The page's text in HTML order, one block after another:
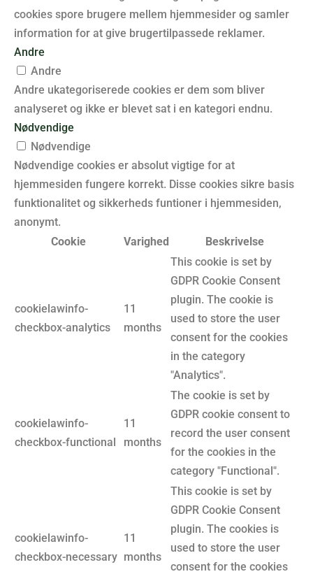
cookies spore brugere mellem hjemmesider og samler
information for at give brugertilpassede reklamer.
Andre
Andre
Andre ukategoriserede cookies er dem som bliver
analyseret og ikke er blevet sat i en kategori endnu.
Nødvendige
Nødvendige
Nødvendige cookies er absolut vigtige for at
hjemmesiden fungere korrekt. Disse cookies sikre basis
funktionalitet og sikkerheds funtioner i hjemmesiden,
anonymt.
Cookie
Varighed Beskrivelse
cookielawinfo-
checkbox-analytics
11
months
This cookie is set by
GDPR Cookie Consent
plugin. The cookie is
used to store the user
consent for the cookies
in the category
"Analytics".
cookielawinfo-
checkbox-functional
11
months
The cookie is set by
GDPR cookie consent to
record the user consent
for the cookies in the
category "Functional".
cookielawinfo-
checkbox-necessary
11
months
This cookie is set by
GDPR Cookie Consent
plugin. The cookies is
used to store the user
consent for the cookies